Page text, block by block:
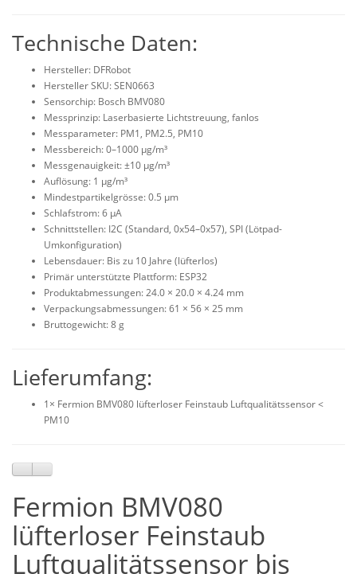
Technische Daten:
Hersteller: DFRobot
Hersteller SKU: SEN0663
Sensorchip: Bosch BMV080
Messprinzip: Laserbasierte Lichtstreuung, fanlos
Messparameter: PM1, PM2.5, PM10
Messbereich: 0–1000 µg/m³
Messgenauigkeit: ±10 µg/m³
Auflösung: 1 µg/m³
Mindestpartikelgrösse: 0.5 µm
Schlafstrom: 6 µA
Schnittstellen: I2C (Standard, 0x54–0x57), SPI (Lötpad-
Umkonfiguration)
Lebensdauer: Bis zu 10 Jahre (lüfterlos)
Primär unterstützte Plattform: ESP32
Produktabmessungen: 24.0 × 20.0 × 4.24 mm
Verpackungsabmessungen: 61 × 56 × 25 mm
Bruttogewicht: 8 g
Lieferumfang:
1× Fermion BMV080 lüfterloser Feinstaub Luftqualitätssensor <
PM10
Fermion BMV080
lüfterloser Feinstaub
Luftqualitätssensor bis